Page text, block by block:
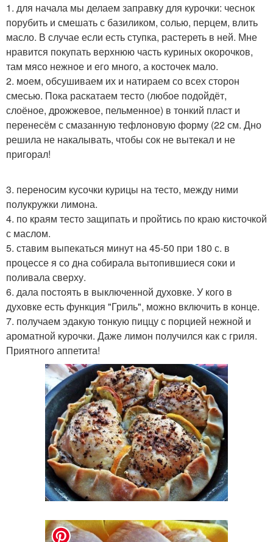
1. для начала мы делаем заправку для курочки: чеснок
порубить и смешать с базиликом, солью, перцем, влить
масло. В случае если есть ступка, растереть в ней. Мне
нравится покупать верхнюю часть куриных окорочков,
там мясо нежное и его много, а косточек мало.
2. моем, обсушиваем их и натираем со всех сторон
смесью. Пока раскатаем тесто (любое подойдёт,
слоёное, дрожжевое, пельменное) в тонкий пласт и
перенесём с смазанную тефлоновую форму (22 см. Дно
решила не накалывать, чтобы сок не вытекал и не
пригорал!
3. переносим кусочки курицы на тесто, между ними
полукружки лимона.
4. по краям тесто защипать и пройтись по краю кисточкой
с маслом.
5. ставим выпекаться минут на 45-50 при 180 с. в
процессе я со дна собирала вытопившиеся соки и
поливала сверху.
6. дала постоять в выключенной духовке. У кого в
духовке есть функция "Гриль", можно включить в конце.
7. получаем эдакую тонкую пиццу с порцией нежной и
ароматной курочки. Даже лимон получился как с гриля.
Приятного аппетита!